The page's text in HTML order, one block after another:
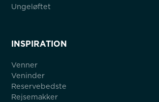
Ungeløftet
INSPIRATION
Venner
Veninder
Reservebedste
Rejsemakker